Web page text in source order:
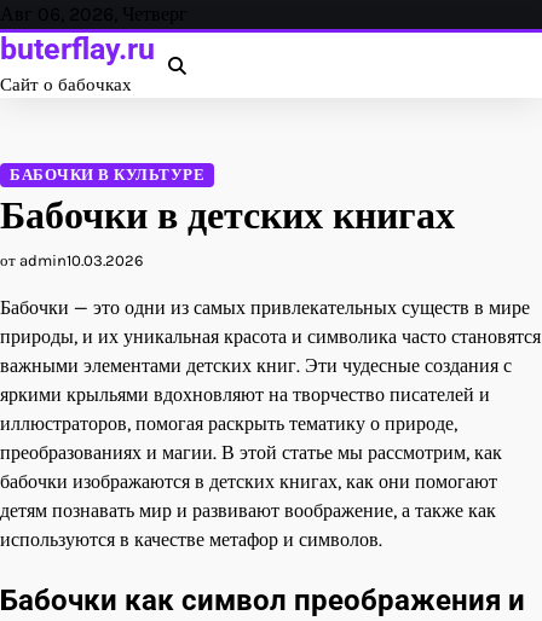
Перейти
к
Авг 06, 2026, Четверг
buterflay.ru
Сайт о бабочках
БАБОЧКИ В КУЛЬТУРЕ
Бабочки в детских книгах
от admin10.03.2026
Бабочки — это одни из самых привлекательных существ в мире
природы, и их уникальная красота и символика часто становятся
важными элементами детских книг. Эти чудесные создания с
яркими крыльями вдохновляют на творчество писателей и
иллюстраторов, помогая раскрыть тематику о природе,
преобразованиях и магии. В этой статье мы рассмотрим, как
бабочки изображаются в детских книгах, как они помогают
детям познавать мир и развивают воображение, а также как
используются в качестве метафор и символов.
Бабочки как символ преображения и